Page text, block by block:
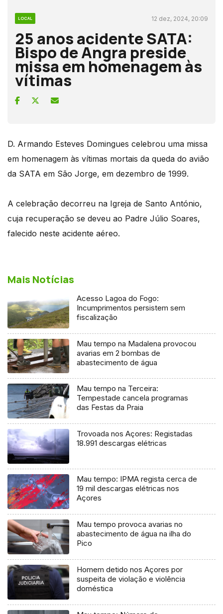
LOCAL 12 dez, 2024, 20:09
25 anos acidente SATA:
Bispo de Angra preside
missa em homenagem às
vítimas
D. Armando Esteves Domingues celebrou uma missa
em homenagem às vítimas mortais da queda do avião
da SATA em São Jorge, em dezembro de 1999.
A celebração decorreu na Igreja de Santo António,
cuja recuperação se deveu ao Padre Júlio Soares,
falecido neste acidente aéreo.
Mais Notícias
Acesso Lagoa do Fogo:
Incumprimentos persistem sem
fiscalização
Mau tempo na Madalena provocou
avarias em 2 bombas de
abastecimento de água
Mau tempo na Terceira:
Tempestade cancela programas
das Festas da Praia
Trovoada nos Açores: Registadas
18.991 descargas elétricas
Mau tempo: IPMA regista cerca de
19 mil descargas elétricas nos
Açores
Mau tempo provoca avarias no
abastecimento de água na ilha do
Pico
Homem detido nos Açores por
suspeita de violação e violência
doméstica